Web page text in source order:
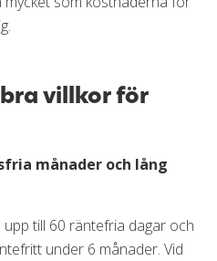
villkor för
månader och lång
till 60 räntefria dagar och
under 6 månader. Vid